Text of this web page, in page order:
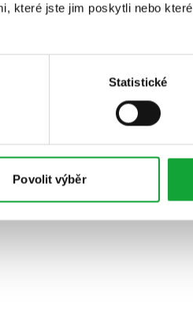
které jste jim poskytli nebo
Statistické
Povolit výběr